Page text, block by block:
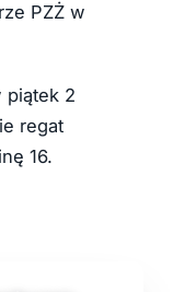
PZŻ w
piątek 2
regat
16.